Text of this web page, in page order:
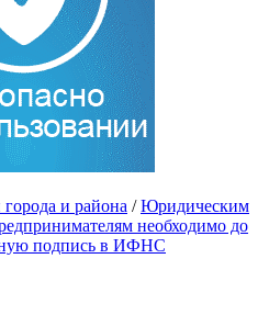
и района / Юридическим
необходимо до
подпись в ИФНС